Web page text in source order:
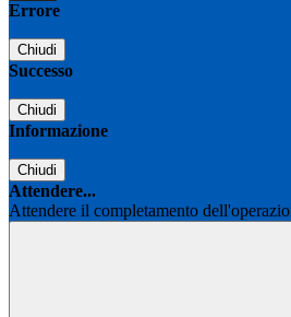
Errore
Chiudi
Successo
Chiudi
Informazione
Chiudi
Attendere...
Attendere il completamento